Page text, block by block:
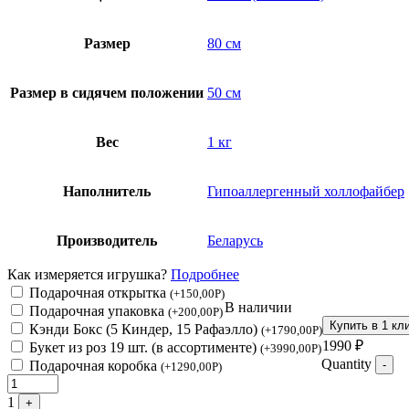
Размер 80 см
Размер в сидячем положении 50 см
Вес 1 кг
Наполнитель Гипоаллергенный холлофайбер
Производитель Беларусь
Как измеряется игрушка? Подробнее
Подарочная открытка (+150,00Р)
Подарочная упаковка (+200,00Р)
Кэнди Бокс (5 Киндер, 15 Рафаэлло) (+1790,00Р)
Букет из роз 19 шт. (в ассортименте) (+3990,00Р)
Подарочная коробка (+1290,00Р)
В наличии
Купить в 1
1990 ₽
Quantity
-
1 +